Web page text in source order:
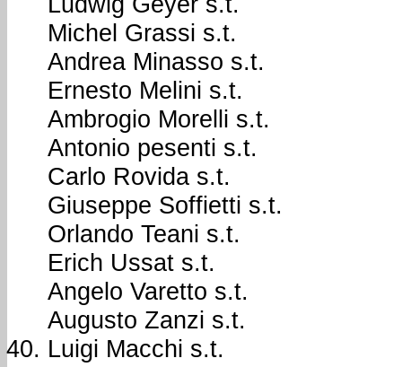
Michel Grassi s.t.
Andrea Minasso s.t.
Ernesto Melini s.t.
Ambrogio Morelli s.t.
Antonio pesenti s.t.
Carlo Rovida s.t.
Giuseppe Soffietti s.t.
Orlando Teani s.t.
Erich Ussat s.t.
Angelo Varetto s.t.
Augusto Zanzi s.t.
Luigi Macchi s.t.